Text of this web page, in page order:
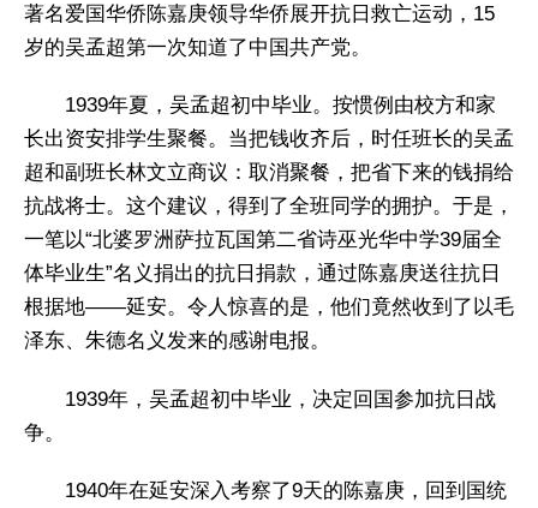
著名爱国华侨陈嘉庚领导华侨展开抗日救亡运动，15
岁的吴孟超第一次知道了中国共产党。
1939年夏，吴孟超初中毕业。按惯例由校方和家
长出资安排学生聚餐。当把钱收齐后，时任班长的吴孟
超和副班长林文立商议：取消聚餐，把省下来的钱捐给
抗战将士。这个建议，得到了全班同学的拥护。于是，
一笔以“北婆罗洲萨拉瓦国第二省诗巫光华中学39届全
体毕业生”名义捐出的抗日捐款，通过陈嘉庚送往抗日
根据地——延安。令人惊喜的是，他们竟然收到了以毛
泽东、朱德名义发来的感谢电报。
1939年，吴孟超初中毕业，决定回国参加抗日战
争。
1940年在延安深入考察了9天的陈嘉庚，回到国统